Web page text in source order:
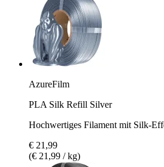
AzureFilm
PLA Silk Refill Silver
Hochwertiges Filament mit Silk-
€ 21,99
(€ 21,99 / kg)